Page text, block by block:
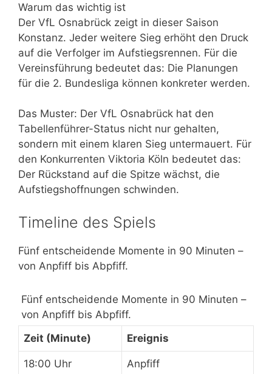
Warum das wichtig ist
Der VfL Osnabrück zeigt in dieser Saison
Konstanz. Jeder weitere Sieg erhöht den Druck
auf die Verfolger im Aufstiegsrennen. Für die
Vereinsführung bedeutet das: Die Planungen
für die 2. Bundesliga können konkreter werden.
Das Muster: Der VfL Osnabrück hat den
Tabellenführer-Status nicht nur gehalten,
sondern mit einem klaren Sieg untermauert. Für
den Konkurrenten Viktoria Köln bedeutet das:
Der Rückstand auf die Spitze wächst, die
Aufstiegshoffnungen schwinden.
Timeline des Spiels
Fünf entscheidende Momente in 90 Minuten –
von Anpfiff bis Abpfiff.
Fünf entscheidende Momente in 90 Minuten –
von Anpfiff bis Abpfiff.
Zeit (Minute)
Ereignis
18:00 Uhr Anpfiff